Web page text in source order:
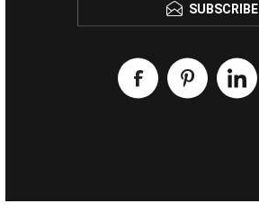
SUBSCRIBE